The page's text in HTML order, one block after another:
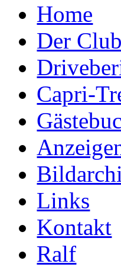
Home
Der Club
Capri-
Links
Kontakt
Ralf